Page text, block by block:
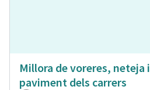
Millora de voreres, neteja i
paviment dels carrers